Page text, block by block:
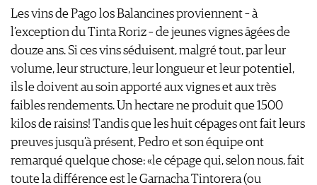
Les vins de Pago los Balancines proviennent – à
l’exception du Tinta Roriz – de jeunes vignes âgées de
douze ans. Si ces vins séduisent, malgré tout, par leur
volume, leur structure, leur longueur et leur potentiel,
ils le doivent au soin apporté aux vignes et aux très
faibles rendements. Un hectare ne produit que 1500
kilos de raisins! Tandis que les huit cépages ont fait leurs
preuves jusqu’à présent, Pedro et son équipe ont
remarqué quelque chose: «le cépage qui, selon nous, fait
toute la différence est le Garnacha Tintorera (ou